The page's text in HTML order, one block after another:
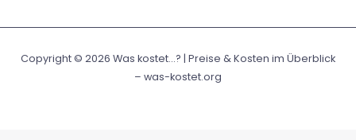
Copyright © 2026 Was kostet...? | Preise & Kosten im Überblick
– was-kostet.org